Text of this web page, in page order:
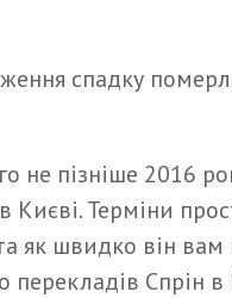
спадку
не пізніше 2016
Києві. Терміни
як швидко він вам
Спрін в